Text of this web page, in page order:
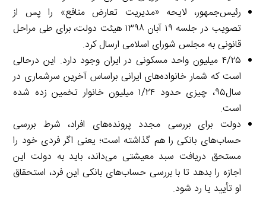
رئیس‌جمهور، لایحه «مدیریت تعارض منافع» را پس از
تصویب در جلسه ۱۹ آبان ۱۳۹۸ هیئت دولت، برای طی مراحل
قانونی به مجلس شورای اسلامی ارسال کرد.
۴/۲۵ میلیون واحد مسکونی در ایران وجود دارد. این درحالی
است که شمار خانواده‌های ایرانی براساس آخرین سرشماری در
سال٩۵، چیزی حدود ۱/۲۴ میلیون خانوار تخمین زده شده
است.
دولت برای بررسی مجدد پرونده‌های افراد، شرط بررسی
حساب‌های بانکی را هم گذاشته است؛ یعنی اگر فردی خود را
مستحق دریافت سبد معیشتی می‌داند، باید به دولت این
اجازه را بدهد تا با بررسی حساب‌های بانکی این فرد، استحقاق
او تأیید یا رد شود.